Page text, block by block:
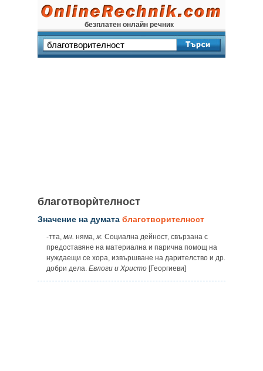
безплатен онлайн речник
благотворѝтелност
Значение на думата благотворителност
-тта, мн. няма,ж. Социална дейност, свързана с
предоставяне на материална и парична помощ на
нуждаещи се хора, извършване на дарителство и др.
добри дела. Евлоги и Христо [Георгиеви]